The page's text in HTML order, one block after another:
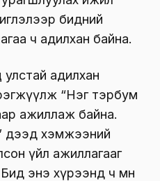
бидний
ч адилхан байна.
адилхан
“Нэг тэрбум
ажиллаж байна.
дээд хэмжээний
үйл ажиллагааг
энэ хүрээнд ч мөн